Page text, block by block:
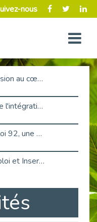
nous
[Retour sur événement] L'inclusion au cœur de la Place de l'Emploi à La Défense !
Travailler autrement : Le défi de l'intégration des maladies chroniques en entreprise
Primark recrute avec Cap Emploi 92, une matinée couronnée de succès !
Job Dating de Colombes – Emploi et Insertion
Aborder l'entretien et la situation de handicap en toute confiance
Retour sur l’atelier « Optimiser sa recherche d’emploi »